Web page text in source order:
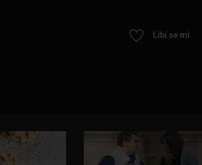
Líbí se mi